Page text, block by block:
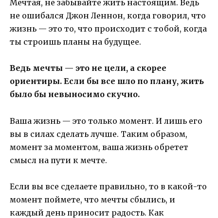
Мечтая, не забывайте жить настоящим. Ведь
не ошибался Джон Леннон, когда говорил, что
жизнь — это то, что происходит с тобой, когда
ты строишь планы на будущее.
Ведь мечты — это не цели, а скорее
ориентиры. Если бы все шло по плану, жить
было бы невыносимо скучно.
Ваша жизнь — это только момент. И лишь его
вы в силах сделать лучше. Таким образом,
момент за моментом, ваша жизнь обретет
смысл на пути к мечте.
Если вы все сделаете правильно, то в какой-то
момент поймете, что мечты сбылись, и
каждый день приносит радость. Как